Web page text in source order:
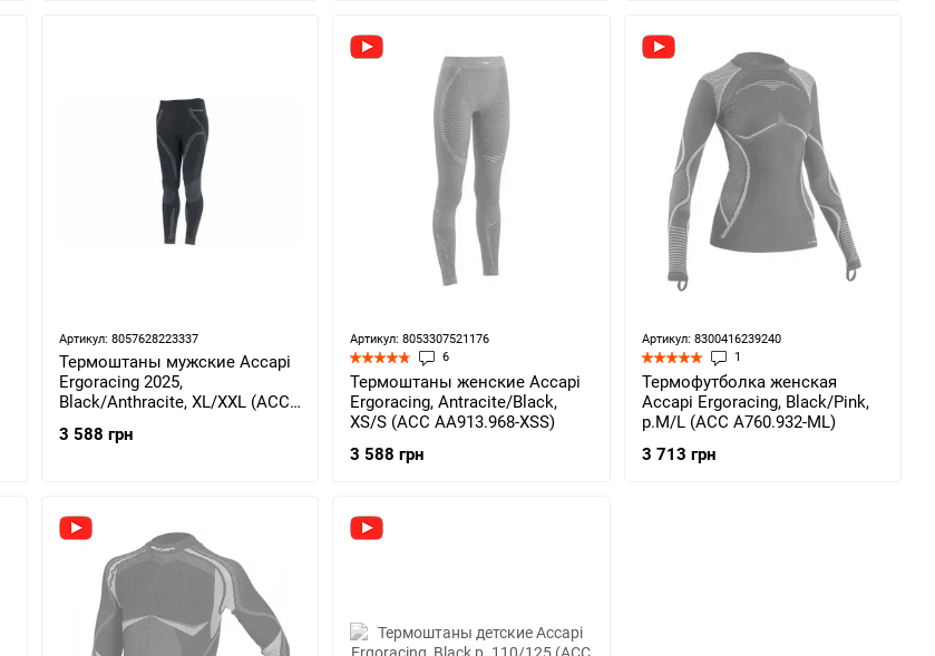
Артикул: 8057628223337
Термоштаны мужские Accapi
Ergoracing 2025,
Black/Anthracite, XL/XXL (ACC
3 588 грн
Артикул: 8053307521176
6
Термоштаны женские Accapi
Ergoracing, Antracite/Black,
XS/S (ACC АA913.968-XSS)
3 588 грн
Артикул: 8300416239240
1
Термофутболка женская
Accapi Ergoracing, Black/Pink,
р.M/L (ACC A760.932-ML)
3 713 грн